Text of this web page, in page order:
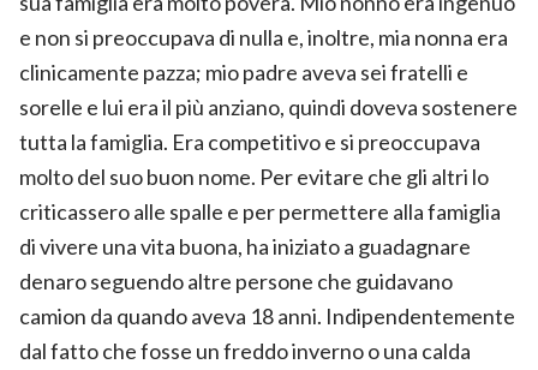
e non si preoccupava di nulla e, inoltre, mia nonna era
clinicamente pazza; mio padre aveva sei fratelli e
sorelle e lui era il più anziano, quindi doveva sostenere
tutta la famiglia. Era competitivo e si preoccupava
molto del suo buon nome. Per evitare che gli altri lo
criticassero alle spalle e per permettere alla famiglia
di vivere una vita buona, ha iniziato a guadagnare
denaro seguendo altre persone che guidavano
camion da quando aveva 18 anni. Indipendentemente
dal fatto che fosse un freddo inverno o una calda